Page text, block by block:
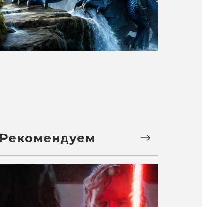
Рекомендуем